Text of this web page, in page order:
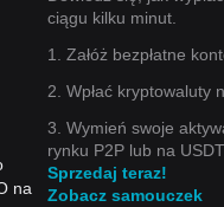
na
ciągu kilku minut.
1. Załóż bezpłatne
2. Wpłać kryptowaluty
3. Wymień swoje
rynku P2P lub na
Sprzedaj teraz!
Zobacz samouczek